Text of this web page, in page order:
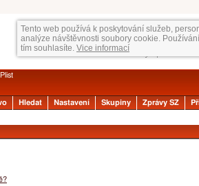
Tento web používá k poskytování služeb,
analýze návštěvnosti soubory cookie.
tím souhlasíte. Vice informací
Hledat Nastavení Skupiny Zprávy SZ